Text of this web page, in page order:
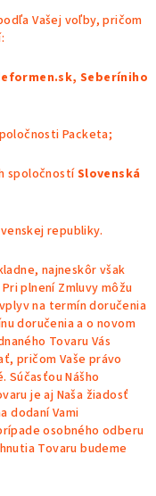
Vašej voľby, pričom
Seberíniho
Packeta;
spoločnostíSlovenská
republiky.
najneskôr však
plnení Zmluvy môžu
na termín doručenia
doručenia a o novom
Tovaru Vás
pričom Vaše právo
Nášho
je aj Naša žiadosť
dodaní Vami
osobného odberu
Tovaru budeme